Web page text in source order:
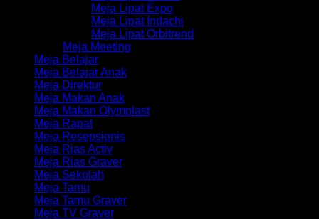
Meja Lipat Expo
Meja Lipat Indachi
Meja Lipat Orbitrend
Meja Meeting
Meja Belajar
Meja Belajar Anak
Meja Direktur
Meja Makan Anak
Meja Makan Olymplast
Meja Rapat
Meja Resepsionis
Meja Rias Activ
Meja Rias Graver
Meja Sekolah
Meja Tamu
Meja Tamu Graver
Meja TV Graver